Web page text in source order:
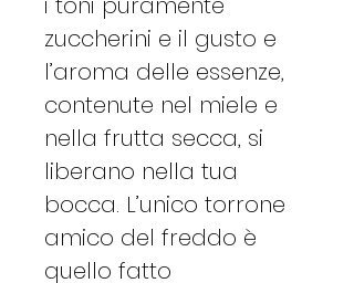
zuccherini e il gusto e
l’aroma delle essenze,
contenute nel miele e
nella frutta secca, si
liberano nella tua
bocca. L’unico torrone
amico del freddo è
quello fatto